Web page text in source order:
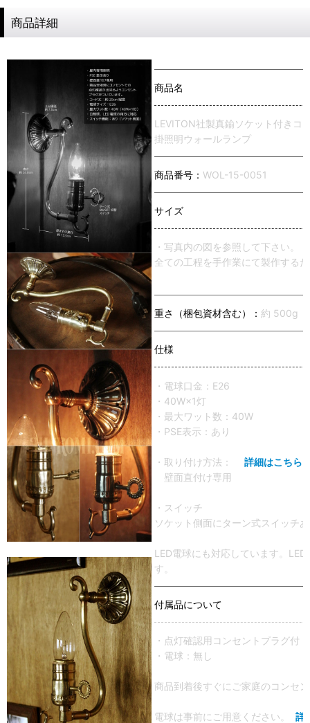
商品詳細
商品名
LEVITON社製真鍮ソケット付きコ
掛照明ウォールランプ
商品番号： WOL-15-0051
サイズ
・写真内の図を参照して下さい。
全ての工程を手作業にて製作する
重さ（梱包資材含む）： 約 500g
仕様
・電球口金：E26
・40W×1灯
・最大ワット数：40W
・PSE表示：あり
・取り付け方法：
詳細はこちら
壁面直付け専用
・スイッチ
ソケット側面にターン式スイッチ
LED電球にも対応しています。
す。
付属品について
・点灯確認用コンセントプラグ付
・電球：無し
商品到着後すぐにご家庭のコンセ
電球は事前にご用意ください。 詳